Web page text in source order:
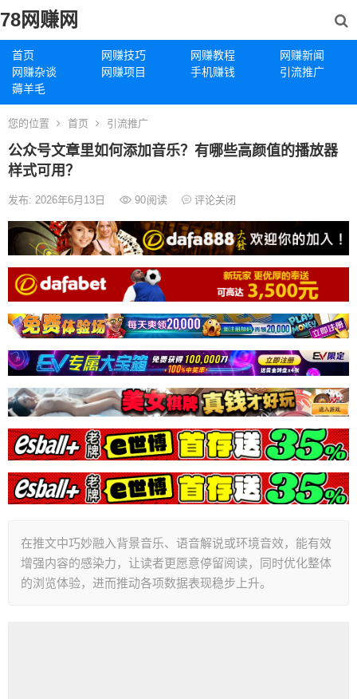
78网赚网
首页 网赚技巧 网赚教程
网赚新闻
网赚杂谈
网赚项目 手机赚钱
引流推广
薅羊毛
您的位置 首页 引流推广
公众号文章里如何添加音乐？有哪些高颜值的播放器
样式可用？
发布: 2026年6月13日 90阅读 评论关闭
在推文中巧妙融入背景音乐、语音解说或环境音效，能有效
增强内容的感染力，让读者更愿意停留阅读，同时优化整体
的浏览体验，进而推动各项数据表现稳步上升。